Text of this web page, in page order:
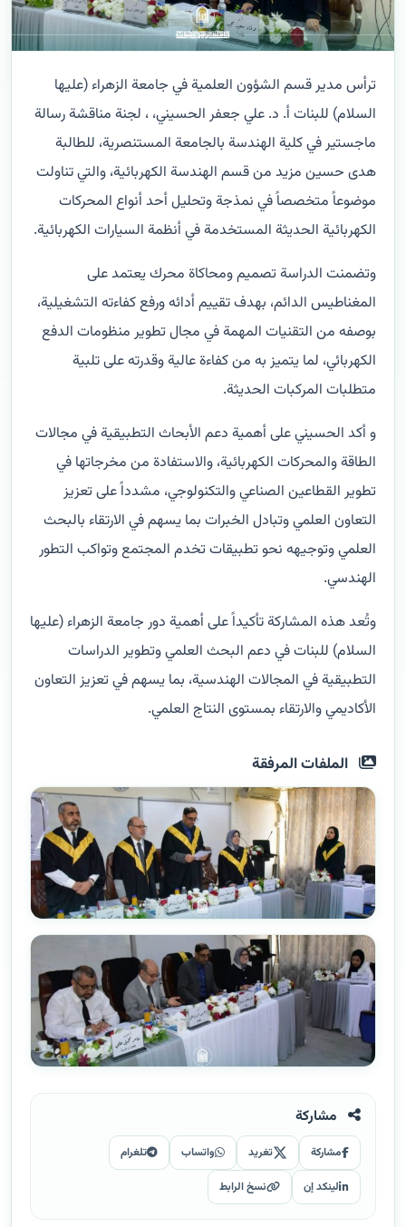
ترأس مدير قسم الشؤون العلمية في جامعة الزهراء (عليها
السلام) للبنات أ. د. علي جعفر الحسيني، ، لجنة مناقشة رسالة
ماجستير في كلية الهندسة بالجامعة المستنصرية، للطالبة
هدى حسين مزيد من قسم الهندسة الكهربائية، والتي تناولت
موضوعاً متخصصاً في نمذجة وتحليل أحد أنواع المحركات
الكهربائية الحديثة المستخدمة في أنظمة السيارات الكهربائية.
وتضمنت الدراسة تصميم ومحاكاة محرك يعتمد على
المغناطيس الدائم، بهدف تقييم أدائه ورفع كفاءته التشغيلية،
بوصفه من التقنيات المهمة في مجال تطوير منظومات الدفع
الكهربائي، لما يتميز به من كفاءة عالية وقدرته على تلبية
متطلبات المركبات الحديثة.
و أكد الحسيني على أهمية دعم الأبحاث التطبيقية في مجالات
الطاقة والمحركات الكهربائية، والاستفادة من مخرجاتها في
تطوير القطاعين الصناعي والتكنولوجي، مشدداً على تعزيز
التعاون العلمي وتبادل الخبرات بما يسهم في الارتقاء بالبحث
العلمي وتوجيهه نحو تطبيقات تخدم المجتمع وتواكب التطور
الهندسي.
وتُعد هذه المشاركة تأكيداً على أهمية دور جامعة الزهراء (عليها
السلام) للبنات في دعم البحث العلمي وتطوير الدراسات
التطبيقية في المجالات الهندسية، بما يسهم في تعزيز التعاون
الأكاديمي والارتقاء بمستوى النتاج العلمي.
الملفات المرفقة
مشاركة
مشاركة تغريد واتساب تلغرام
لينكد إن نسخ الرابط